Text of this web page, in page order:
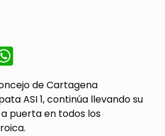
WhatsApp
de Cartagena
ASI 1, continúa llevando su
puerta en todos los